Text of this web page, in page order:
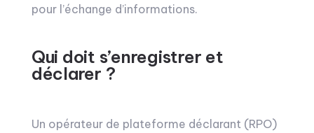
pour l’échange d’informations.
Qui doit s’enregistrer et
déclarer ?
Un opérateur de plateforme déclarant (RPO)